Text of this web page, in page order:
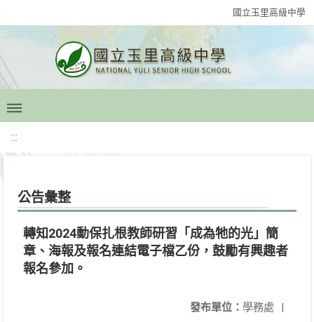
國立玉里高級中學
:::
公告彙整
轉知2024動保扎根教師研習「成為牠的光」簡
章、海報及報名連結電子檔乙份，鼓勵有興趣者
報名參加。
發布單位： 學務處 |